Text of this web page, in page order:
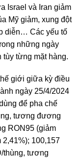
Israel và Iran giảm
Mỹ giảm, xung đột
diễn… Các yếu tố
những ngày
tùy từng mặt hàng.
giới giữa kỳ điều
ngày 25/4/2024
để pha chế
tương đương
RON95 (giảm
100,157
thùng, tương